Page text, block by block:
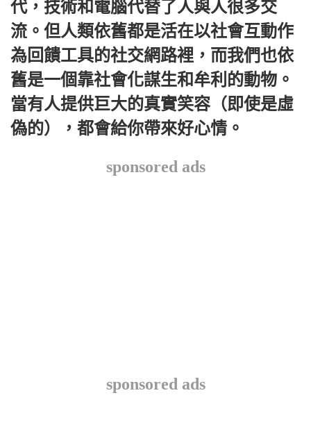
代，技術和電腦代替了人與人很多交
流。但人類依舊都是活在以社會互動作
為回饋工具的社交網路裡，而我們也依
舊是一個靠社會化謀生和牟利的動物。
當有人提供巨大的真實笑容（即使是虛
偽的），都會給你帶來好心情。
sponsored ads
sponsored ads